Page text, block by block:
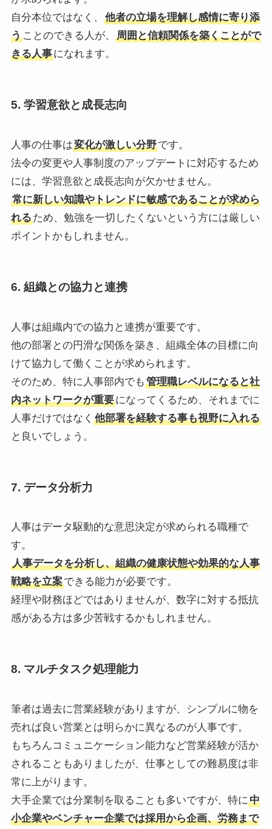
自分本位ではなく、
他者の立場を理解し感情に寄り添
うことのできる人が、
周囲と信頼関係を築くことがで
きる人事になれます。
5. 学習意欲と成長志向
人事の仕事は変化が激しい分野です。
法令の変更や人事制度のアップデートに対応するため
には、学習意欲と成長志向が欠かせません。
常に新しい知識やトレンドに敏感であることが求めら
れるため、勉強を一切したくないという方には厳しい
ポイントかもしれません。
6. 組織との協力と連携
人事は組織内での協力と連携が重要です。
他の部署との円滑な関係を築き、組織全体の目標に向
けて協力して働くことが求められます。
そのため、特に人事部内でも 管理職レベルになると社
内ネットワークが重要になってくるため、それまでに
人事だけではなく 他部署を経験する事も視野に入れる
と良いでしょう。
7. データ分析力
人事はデータ駆動的な意思決定が求められる職種で
す。
人事データを分析し、組織の健康状態や効果的な人事
戦略を立案できる能力が必要です。
経理や財務ほどではありませんが、数字に対する抵抗
感がある方は多少苦戦するかもしれません。
8. マルチタスク処理能力
筆者は過去に営業経験がありますが、シンプルに物を
売れば良い営業とは明らかに異なるのが人事です。
もちろんコミュニケーション能力など営業経験が活か
されることもありましたが、仕事としての難易度は非
常に上がります。
大手企業では分業制を取ることも多いですが、特に 中
小企業やベンチャー企業では採用から企画、労務まで